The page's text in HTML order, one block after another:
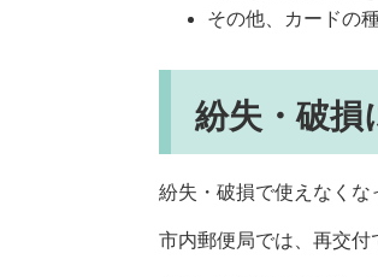
その他、カードの
紛失・破損
紛失・破損で使えなくな
市内郵便局では、再交付